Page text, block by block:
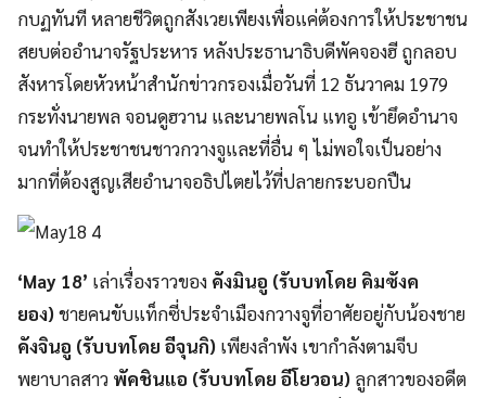
กบฏทันที หลายชีวิตถูกสังเวยเพียงเพื่อแค่ต้องการให้ประชาชน
สยบต่ออำนาจรัฐประหาร หลังประธานาธิบดีพัคจองฮี ถูกลอบ
สังหารโดยหัวหน้าสำนักข่าวกรองเมื่อวันที่ 12 ธันวาคม 1979
กระทั่งนายพล จอนดูฮวาน และนายพลโน แทอู เข้ายึดอำนาจ
จนทำให้ประชาชนชาวกวางจูและที่อื่น ๆ ไม่พอใจเป็นอย่าง
มากที่ต้องสูญเสียอำนาจอธิปไตยไว้ที่ปลายกระบอกปืน
‘May 18’ เล่าเรื่องราวของ คังมินอู (รับบทโดย คิมซังค
ยอง)ชายคนขับแท็กซี่ประจำเมืองกวางจูที่อาศัยอยู่กับน้องชาย
คังจินอู (รับบทโดย อีจุนกิ) เพียงลำพัง เขากำลังตามจีบ
พยาบาลสาว พัคชินแอ (รับบทโดย อีโยวอน) ลูกสาวของอดีต